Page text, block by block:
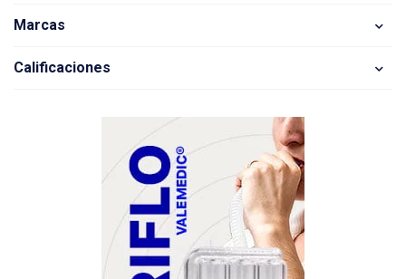
Marcas
Calificaciones